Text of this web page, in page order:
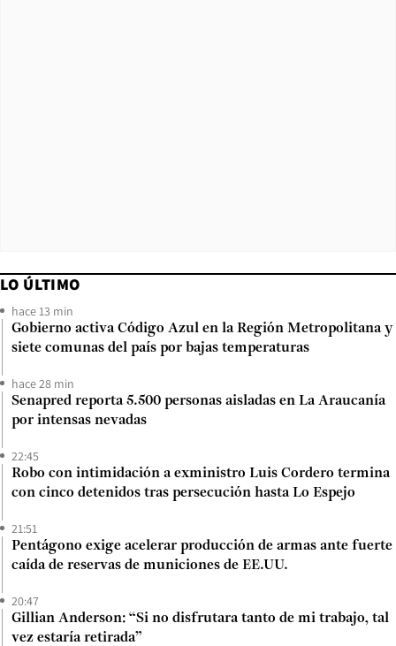
LO ÚLTIMO
hace 13 min
Gobierno activa Código Azul en la Región Metropolitana y
siete comunas del país por bajas temperaturas
hace 28 min
Senapred reporta 5.500 personas aisladas en La Araucanía
por intensas nevadas
22:45
Robo con intimidación a exministro Luis Cordero termina
con cinco detenidos tras persecución hasta Lo Espejo
21:51
Pentágono exige acelerar producción de armas ante fuerte
caída de reservas de municiones de EE.UU.
20:47
Gillian Anderson: “Si no disfrutara tanto de mi trabajo, tal
vez estaría retirada”